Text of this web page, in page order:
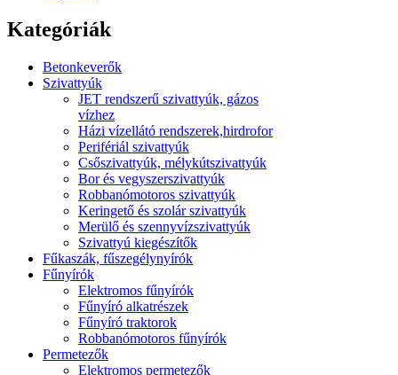
Kategóriák
Betonkeverők
Szivattyúk
JET rendszerű szivattyúk, gázos
vízhez
Házi vízellátó rendszerek,hirdrofor
Perifériál szivattyúk
Csőszivattyúk, mélykútszivattyúk
Bor és vegyszerszivattyúk
Robbanómotoros szivattyúk
Keringető és szolár szivattyúk
Merülő és szennyvízszivattyúk
Szivattyú kiegészítők
Fűkaszák, fűszegélynyírók
Fűnyírók
Elektromos fűnyírók
Fűnyíró alkatrészek
Fűnyíró traktorok
Robbanómotoros fűnyírók
Permetezők
Elektromos permetezők